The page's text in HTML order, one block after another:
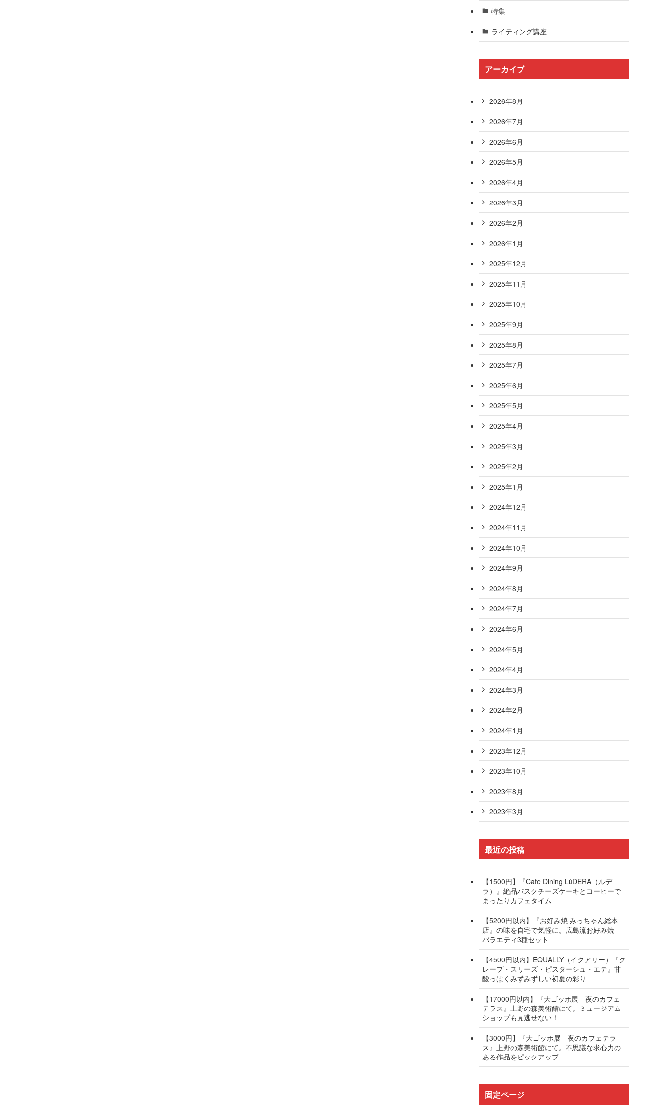
特集
ライティング講座
アーカイブ
2026年8月
2026年7月
2026年6月
2026年5月
2026年4月
2026年3月
2026年2月
2026年1月
2025年12月
2025年11月
2025年10月
2025年9月
2025年8月
2025年7月
2025年6月
2025年5月
2025年4月
2025年3月
2025年2月
2025年1月
2024年12月
2024年11月
2024年10月
2024年9月
2024年8月
2024年7月
2024年6月
2024年5月
2024年4月
2024年3月
2024年2月
2024年1月
2023年12月
2023年10月
2023年8月
2023年3月
最近の投稿
【1500円】『Cafe Dining LüDERA（ルデ
ラ）』絶品バスクチーズケーキとコーヒーで
まったりカフェタイム
【5200円以内】『お好み焼 みっちゃん総本
店』の味を自宅で気軽に。広島流お好み焼
バラエティ3種セット
【4500円以内】EQUALLY（イクアリー）『ク
レープ・スリーズ・ピスターシュ・エテ』甘
酸っぱくみずみずしい初夏の彩り
【17000円以内】『大ゴッホ展 夜のカフェ
テラス』上野の森美術館にて。ミュージアム
ショップも見逃せない！
【3000円】『大ゴッホ展 夜のカフェテラ
ス』上野の森美術館にて。不思議な求心力の
ある作品をピックアップ
固定ページ